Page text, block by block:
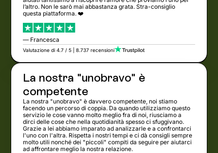
l’altro. Non le sarò mai abbastanza grata. Stra-consiglio
questa piattaforma. ❤️
— Francesca
Valutazione di 4.7 / 5 | 8.737 recensioni
La nostra "unobravo" è
competente
La nostra "unobravo" è davvero competente, noi stiamo
facendo un percorso di coppia. Da quando utilizziamo questo
servizio le cose vanno molto meglio fra di noi, riusciamo a
dirci delle cose che nella quotidianità spesso ci sfuggivano.
Grazie a lei abbiamo imparato ad analizzarle e a confrontarci
l'uno con l'altra. Rispetta i nostri tempi e ci dà consigli sempre
molto utili nonché dei "piccoli" compiti da seguire per aiutarci
ad affrontare meglio la nostra relazione.